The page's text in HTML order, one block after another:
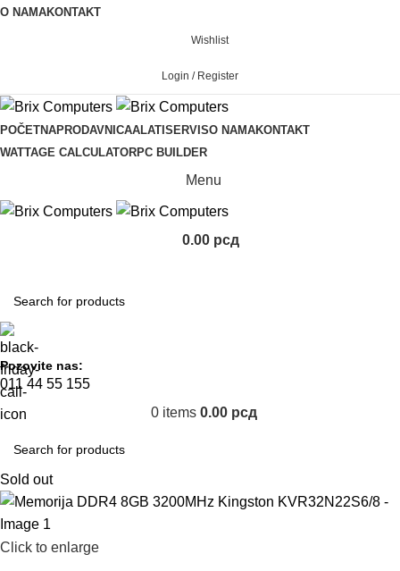
O NAMAKONTAKT
Wishlist
Login / Register
POČETNAPRODAVNICAALATI SERVISO NAMAKONTAKT
WATTAGE CALCULATORPC BUILDER
Menu
0.00 рсд
Pozovite nas:
011 44 55 155
0 items 0.00 рсд
Sold out
Click to enlarge